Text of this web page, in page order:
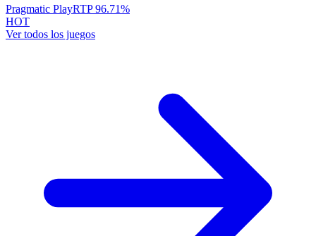
Pragmatic PlayRTP96.71%
HOT
Ver todos los juegos